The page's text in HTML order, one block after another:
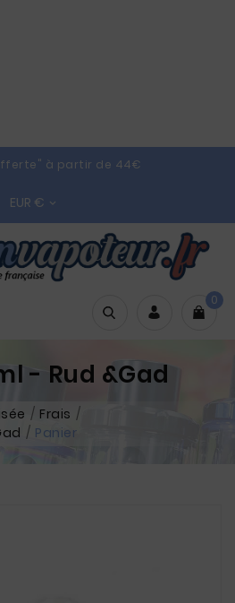
à partir de 44€
EUR € 
0
- Rud &Gad
Frais
Panier